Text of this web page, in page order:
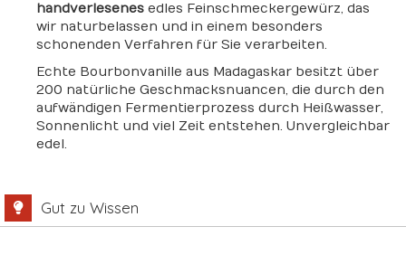
handverlesenes edles Feinschmeckergewürz, das
wir naturbelassen und in einem besonders
schonenden Verfahren für Sie verarbeiten.
Echte Bourbonvanille aus Madagaskar besitzt über
200 natürliche Geschmacksnuancen, die durch den
aufwändigen Fermentierprozess durch Heißwasser,
Sonnenlicht und viel Zeit entstehen. Unvergleichbar
edel.
Gut zu Wissen